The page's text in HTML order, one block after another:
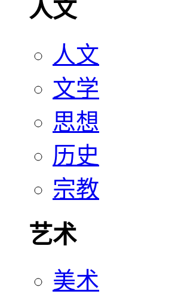
人文
人文
文学
思想
历史
宗教
艺术
美术